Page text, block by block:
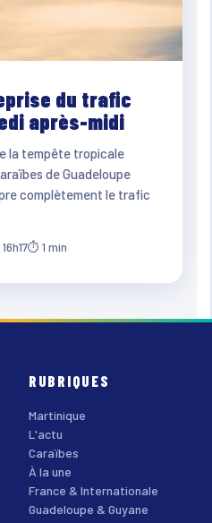
du trafic
après-midi
la tempête tropicale
de Guadeloupe
complètement le trafic
⏱ 1 min
RUBRIQUES
Martinique
L'actu
Caraïbes
À la une
France & Internationale
Guadeloupe & Guyane